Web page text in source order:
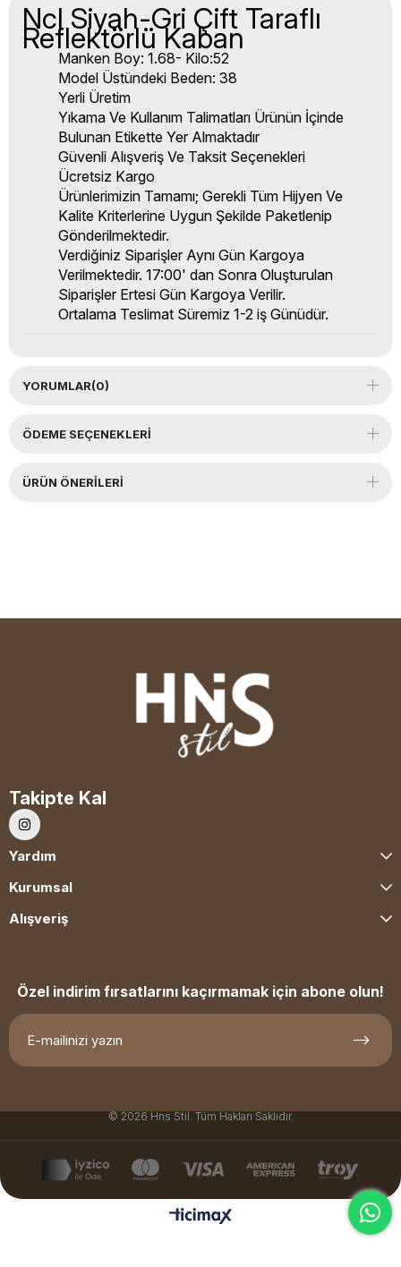
Ncl Siyah-Gri Çift Taraflı
Reflektörlü Kaban
Manken Boy: 1.68- Kilo:52
Model Üstündeki Beden: 38
Yerli Üretim
Yıkama Ve Kullanım Talimatları Ürünün İçinde
Bulunan Etikette Yer Almaktadır
Güvenli Alışveriş Ve Taksit Seçenekleri
Ücretsiz Kargo
Ürünlerimizin Tamamı; Gerekli Tüm Hijyen Ve
Kalite Kriterlerine Uygun Şekilde Paketlenip
Gönderilmektedir.
Verdiğiniz Siparişler Aynı Gün Kargoya
Verilmektedir. 17:00' dan Sonra Oluşturulan
Siparişler Ertesi Gün Kargoya Verilir.
Ortalama Teslimat Süremiz 1-2 iş Günüdür.
YORUMLAR(0)
ÖDEME SEÇENEKLERI
ÜRÜN ÖNERILERI
Takipte Kal
Yardım
Kurumsal
Alışveriş
Özel indirim fırsatlarını kaçırmamak için abone olun!
© 2026 Hns Stil. Tüm Hakları Saklıdır.